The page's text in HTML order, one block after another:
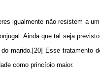
igualmente não resistem a
Ainda que tal seja
marido.[20] Esse tratamento
como princípio maior.